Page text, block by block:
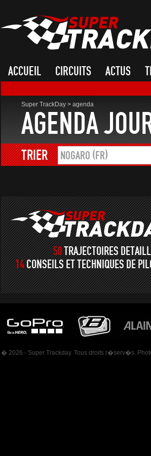
ACCUEIL CIRCUITS ACTUS
Super TrackDay>agenda
AGENDA
TRIER NOGARO (FR)
50TRAJECTOIRES
14CONSEILS ET TECHNIQUES DE
� 2026 - Super Trackday. Tous droits r�serv�s.